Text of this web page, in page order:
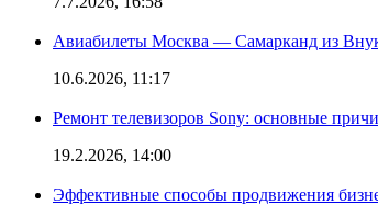
Авиабилеты Москва — Самарканд из
10.6.2026, 11:17
Ремонт телевизоров Sony: основные
19.2.2026, 14:00
Эффективные способы продвижения